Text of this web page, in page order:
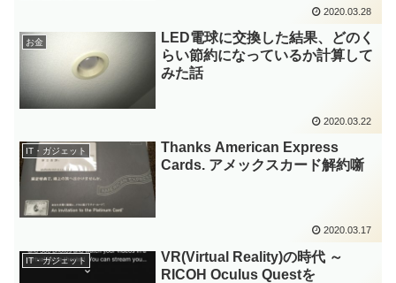
2020.03.28
お金
LED電球に交換した結果、どのく
らい節約になっているか計算して
みた話
2020.03.22
IT・ガジェット
Thanks American Express
Cards. アメックスカード解約噺
2020.03.17
IT・ガジェット
VR(Virtual Reality)の時代 ～
RICOH Oculus Questを